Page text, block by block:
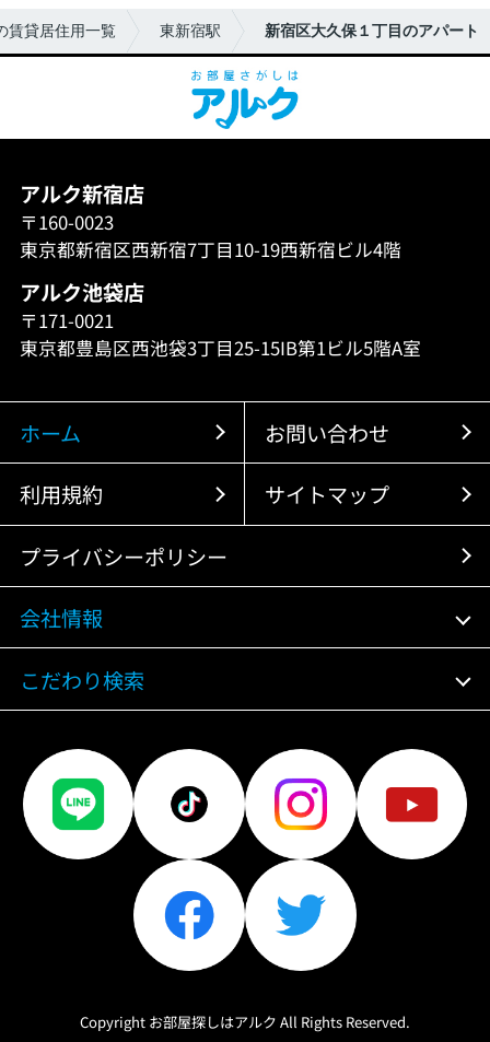
賃貸居住用一覧 東新宿駅 新宿区大久保１丁目のアパート
アルク新宿店
〒160-0023
東京都新宿区西新宿7丁目10-19西新宿ビル4階
アルク池袋店
〒171-0021
東京都豊島区西池袋3丁目25-15IB第1ビル5階A室
ホーム お問い合わせ
利用規約 サイトマップ
プライバシーポリシー
会社情報
こだわり検索
Copyright お部屋探しはアルク All Rights Reserved.